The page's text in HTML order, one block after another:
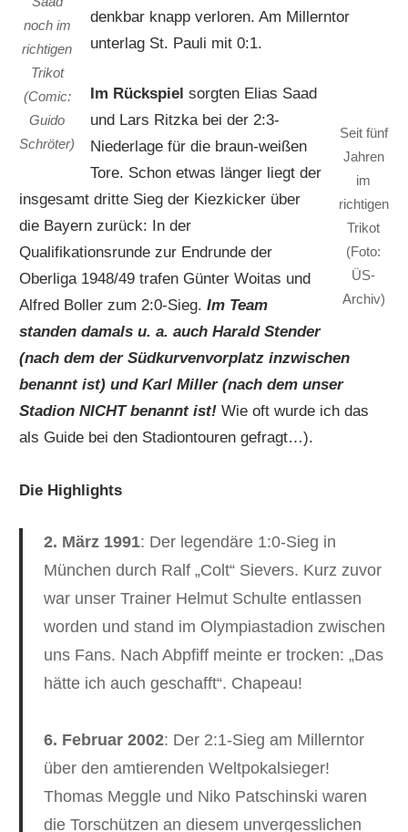
noch im
richtigen
Trikot
(Comic:
Guido
Schröter)
denkbar knapp verloren. Am Millerntor
unterlag St. Pauli mit 0:1.
Seit fünf
Jahren
im
richtigen
Trikot
(Foto:
ÜS-
Archiv)
Im Rückspiel sorgten Elias Saad
und Lars Ritzka bei der 2:3-
Niederlage für die braun-weißen
Tore. Schon etwas länger liegt der
insgesamt dritte Sieg der Kiezkicker über
die Bayern zurück: In der
Qualifikationsrunde zur Endrunde der
Oberliga 1948/49 trafen Günter Woitas und
Alfred Boller zum 2:0-Sieg.Im Team
standen damals u. a. auch Harald Stender
(nach dem der Südkurvenvorplatz inzwischen
benannt ist) und Karl Miller (nach dem unser
Stadion NICHT benannt ist! Wie oft wurde ich das
als Guide bei den Stadiontouren gefragt…).
Die Highlights
2. März 1991: Der legendäre 1:0-Sieg in
München durch Ralf „Colt“ Sievers. Kurz zuvor
war unser Trainer Helmut Schulte entlassen
worden und stand im Olympiastadion zwischen
uns Fans. Nach Abpfiff meinte er trocken: „Das
hätte ich auch geschafft“. Chapeau!
6. Februar 2002: Der 2:1-Sieg am Millerntor
über den amtierenden Weltpokalsieger!
Thomas Meggle und Niko Patschinski waren
die Torschützen an diesem unvergesslichen